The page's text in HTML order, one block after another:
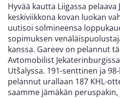
Hyvää kautta Liigassa
keskiviikkona kovan luokan
uutisoi solmineensa
sopimuksen
kanssa. Gareev on pelannut
Avtomobilist
Utšalyssa. 191-senttinen ja
pelannut urallaan 187 KHL-
saamme jämäkän